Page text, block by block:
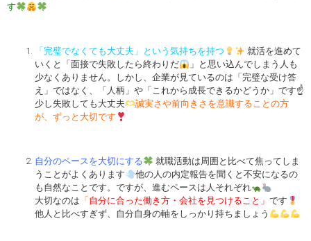
す
「完璧でなくても大丈夫」という気持ちを持つ
就活を進めて
いくと「面接で失敗したら終わりだ
」と思い込んでしまう人も
少なくありません。しかし、企業が見ているのは「完璧な受け答
え」ではなく、「人柄」や「これから成長できるかどうか」です☝
少し失敗しても大丈夫
誠実さや前向きさを意識することの方
が、ずっと大切です
自分のペースを大切にする
就職活動は周囲と比べて焦ってしま
うことがよくあります
他の人の内定報告を聞くと不安になるの
も自然なことです。ですが、進むペースは人それぞれ
大切なのは 「 自分に合った働き方・会社を見つけること」 です
他人と比べすぎず、自分自身の軸をしっかり持ちましょう